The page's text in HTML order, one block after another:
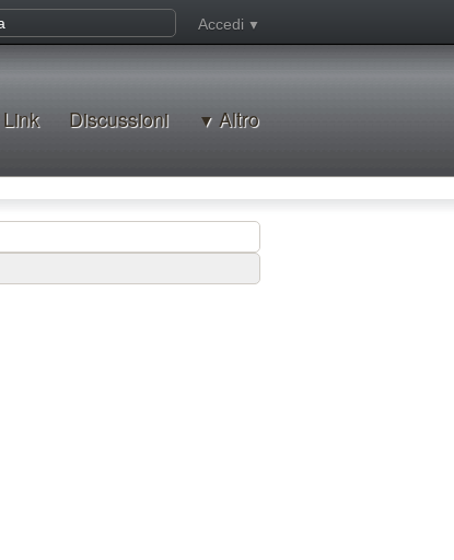
Accedi
Link Discussioni Altro